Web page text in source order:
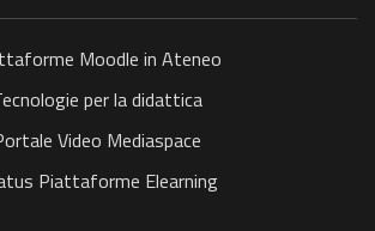
Moodle in Ateneo
per la didattica
Video Mediaspace
Piattaforme Elearning